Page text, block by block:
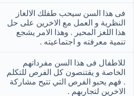
فى هذا السن سيحب طفلك الالغاز
النظرية و العمل مع الاخرين على حل
هذا اللغز المحير . وهذا الامر يشجع
تنمية معرفته و اجتماعيته .
للاطفال فى هذا السن مفرداتهم
الخاصة و يقتنصون كل الفرص للتكلم
. فهم يحبو الفرص التي تتيح مشاركة
الاخرين لتجاربهم .